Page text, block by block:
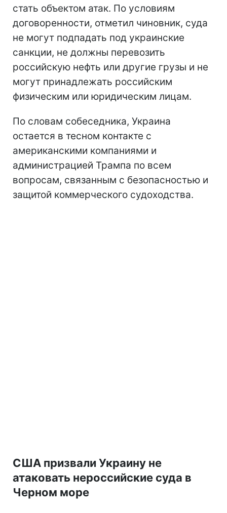
стать объектом атак. По условиям
договоренности, отметил чиновник, суда
не могут подпадать под украинские
санкции, не должны перевозить
российскую нефть или другие грузы и не
могут принадлежать российским
физическим или юридическим лицам.
По словам собеседника, Украина
остается в тесном контакте с
американскими компаниями и
администрацией Трампа по всем
вопросам, связанным с безопасностью и
защитой коммерческого судоходства.
США призвали Украину не
атаковать нероссийские суда в
Черном море